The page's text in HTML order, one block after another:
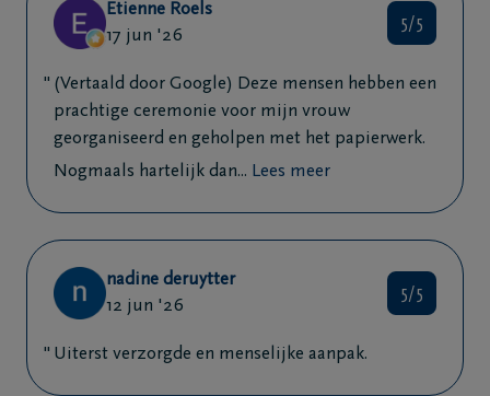
Etienne Roels
17 jun '26
5/5
(Vertaald door Google) Deze mensen hebben een
prachtige ceremonie voor mijn vrouw
georganiseerd en geholpen met het papierwerk.
Nogmaals hartelijk dan... Lees meer
nadine deruytter
12 jun '26
5/5
Uiterst verzorgde en menselijke aanpak.